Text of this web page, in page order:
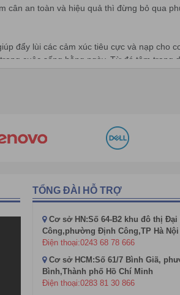
Máy đo SPO2
Dụng cụ thể lực
cân an toàn và hiệu quả thì đừng bỏ qua
đẩy lùi các cảm xúc tiêu cực và nạp cho
cuộc sống hằng ngày. Từ đó tâm trạng
TỔNG ĐÀI HỖ TRỢ
Cơ sở HN:Số 64-B2 khu đô thị
Công,phường Định Công,TP Hà Nội
Điện thoại:0243 68 78 666
Cơ sở HCM:Số 61/7 Bình Giã,
Bình,Thành phố Hồ Chí Minh
Điện thoại:0283 81 30 866